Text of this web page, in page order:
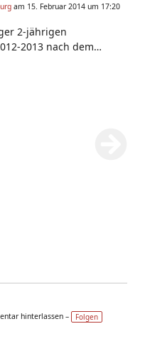
am 15. Februar 2014 um 17:20
2-jährigen
2013 nach dem
Zertifikatsübergabe im
Spaß, Inspiration und
hinterlassen –
Folgen